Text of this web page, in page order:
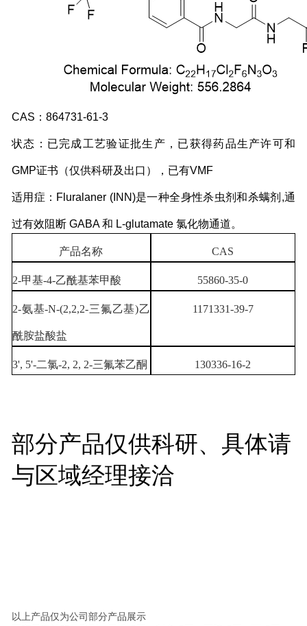
CAS：864731-61-3
状态：已完成工艺验证批生产，已获得药品生产许可和
GMP证书（仅供科研及出口），已有VMF
适用症：Fluralaner (INN)是一种全身性杀虫剂和杀螨剂,通
过有效阻断 GABA 和 L-glutamate 氯化物通道。
产品名称 CAS
2-甲基-4-乙酰基苯甲酸 55860-35-0
2-氨基-N-(2,2,2-三氟乙基)乙
酰胺盐酸盐
1171331-39-7
3', 5'-二氯-2, 2, 2-三氟苯乙酮 130336-16-2
部分产品仅供科研、具体请
与区域经理接洽
以上产品仅为公司部分产品展示